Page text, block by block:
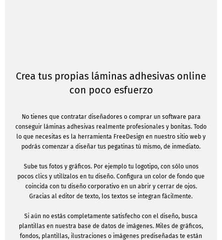
Crea tus propias láminas adhesivas online
con poco esfuerzo
No tienes que contratar diseñadores o comprar un software para
conseguir láminas adhesivas realmente profesionales y bonitas. Todo
lo que necesitas es la herramienta FreeDesign en nuestro sitio web y
podrás comenzar a diseñar tus pegatinas tú mismo, de inmediato.
Sube tus fotos y gráficos. Por ejemplo tu logotipo, con sólo unos
pocos clics y utilízalos en tu diseño. Configura un color de fondo que
coincida con tu diseño corporativo en un abrir y cerrar de ojos.
Gracias al editor de texto, los textos se integran fácilmente.
Si aún no estás completamente satisfecho con el diseño, busca
plantillas en nuestra base de datos de imágenes. Miles de gráficos,
fondos, plantillas, ilustraciones o imágenes prediseñadas te están